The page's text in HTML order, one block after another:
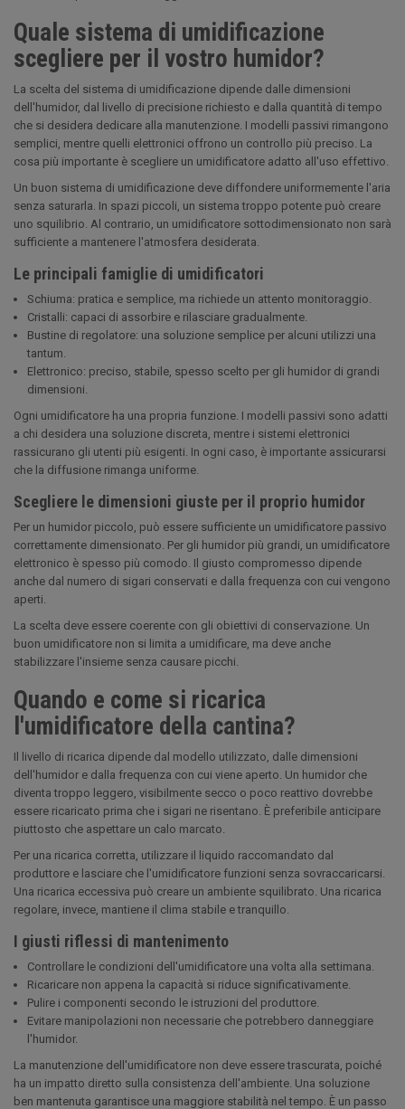
Quale sistema di umidificazione
scegliere per il vostro humidor?
La scelta del sistema di umidificazione dipende dalle dimensioni
dell'humidor, dal livello di precisione richiesto e dalla quantità di tempo
che si desidera dedicare alla manutenzione. I modelli passivi rimangono
semplici, mentre quelli elettronici offrono un controllo più preciso. La
cosa più importante è scegliere un umidificatore adatto all'uso effettivo.
Un buon sistema di umidificazione deve diffondere uniformemente l'aria
senza saturarla. In spazi piccoli, un sistema troppo potente può creare
uno squilibrio. Al contrario, un umidificatore sottodimensionato non sarà
sufficiente a mantenere l'atmosfera desiderata.
Le principali famiglie di umidificatori
Schiuma: pratica e semplice, ma richiede un attento monitoraggio.
Cristalli: capaci di assorbire e rilasciare gradualmente.
Bustine di regolatore: una soluzione semplice per alcuni utilizzi una
tantum.
Elettronico: preciso, stabile, spesso scelto per gli humidor di grandi
dimensioni.
Ogni umidificatore ha una propria funzione. I modelli passivi sono adatti
a chi desidera una soluzione discreta, mentre i sistemi elettronici
rassicurano gli utenti più esigenti. In ogni caso, è importante assicurarsi
che la diffusione rimanga uniforme.
Scegliere le dimensioni giuste per il proprio humidor
Per un humidor piccolo, può essere sufficiente un umidificatore passivo
correttamente dimensionato. Per gli humidor più grandi, un umidificatore
elettronico è spesso più comodo. Il giusto compromesso dipende
anche dal numero di sigari conservati e dalla frequenza con cui vengono
aperti.
La scelta deve essere coerente con gli obiettivi di conservazione. Un
buon umidificatore non si limita a umidificare, ma deve anche
stabilizzare l'insieme senza causare picchi.
Quando e come si ricarica
l'umidificatore della cantina?
Il livello di ricarica dipende dal modello utilizzato, dalle dimensioni
dell'humidor e dalla frequenza con cui viene aperto. Un humidor che
diventa troppo leggero, visibilmente secco o poco reattivo dovrebbe
essere ricaricato prima che i sigari ne risentano. È preferibile anticipare
piuttosto che aspettare un calo marcato.
Per una ricarica corretta, utilizzare il liquido raccomandato dal
produttore e lasciare che l'umidificatore funzioni senza sovraccaricarsi.
Una ricarica eccessiva può creare un ambiente squilibrato. Una ricarica
regolare, invece, mantiene il clima stabile e tranquillo.
I giusti riflessi di mantenimento
Controllare le condizioni dell'umidificatore una volta alla settimana.
Ricaricare non appena la capacità si riduce significativamente.
Pulire i componenti secondo le istruzioni del produttore.
Evitare manipolazioni non necessarie che potrebbero danneggiare
l'humidor.
La manutenzione dell'umidificatore non deve essere trascurata, poiché
ha un impatto diretto sulla consistenza dell'ambiente. Una soluzione
ben mantenuta garantisce una maggiore stabilità nel tempo. È un passo